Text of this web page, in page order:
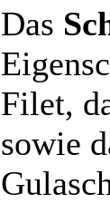
Das
Filet,
sowie